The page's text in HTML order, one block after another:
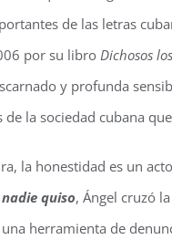
de las letras
por su libroDichosos
y profunda
la sociedad cubana
la honestidad es un
quiso, Ángel cruzó
herramienta de